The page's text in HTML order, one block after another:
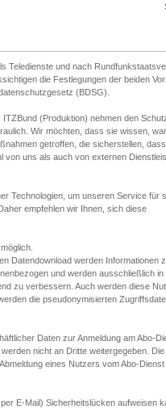
Teledienste und nach
die Festlegungen der beiden
(BDSG).
(Produktion) nehmen den
Wir möchten, dass sie wissen,
getroffen, die sicherstellen,
uns als auch von externen
Technologien, um unseren Service für
empfehlen wir Ihnen, sich diese
Datendownload werden Informationen
und werden ausschließlich
zu verbessern. Auch werden diese
die pseudonymisierten
Daten zur Anmeldung am Abo-
nicht an Dritte weitergegeben.
eines Nutzers vom Abo-
E-Mail) Sicherheitslücken aufweisen